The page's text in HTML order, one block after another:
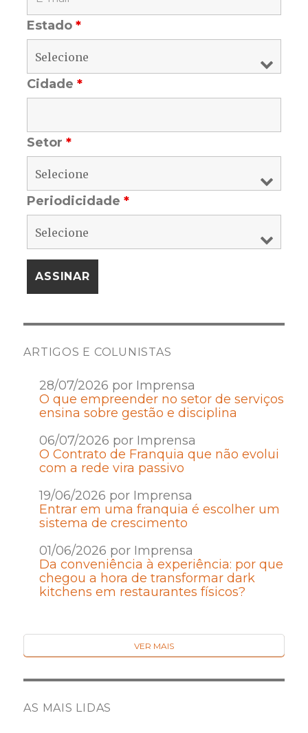
Estado*
Cidade*
Setor*
Periodicidade*
ARTIGOS E COLUNISTAS
28/07/2026 por Imprensa
O que empreender no setor de serviços
ensina sobre gestão e disciplina
06/07/2026 por Imprensa
O Contrato de Franquia que não evolui
com a rede vira passivo
19/06/2026 por Imprensa
Entrar em uma franquia é escolher um
sistema de crescimento
01/06/2026 por Imprensa
Da conveniência à experiência: por que
chegou a hora de transformar dark
kitchens em restaurantes físicos?
VER MAIS
AS MAIS LIDAS